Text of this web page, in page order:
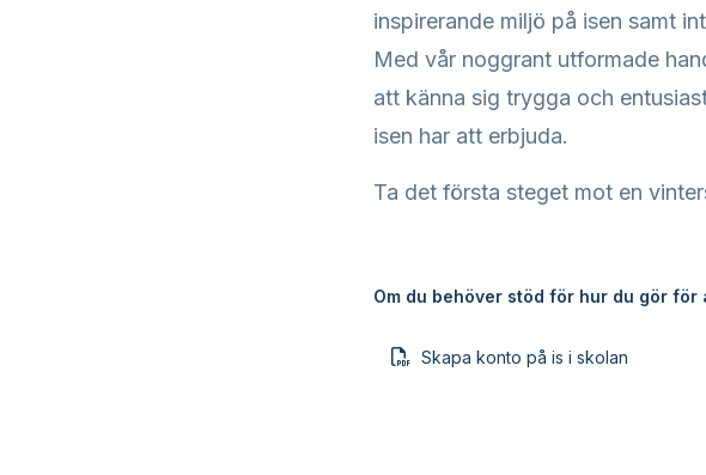
inspirerande miljö på isen samt
Med vår noggrant utformade
att känna sig trygga och
isen har att erbjuda.
Ta det första steget mot en
Om du behöver stöd för hur du gör
Skapa konto på is i skolan